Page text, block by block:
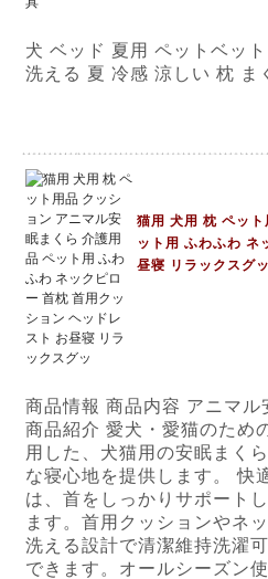
犬 ベッド 夏用 ペットベッ
洗える 夏 冷感 涼しい 枕 ま
猫用 犬用 枕 ペッ
ット用 ふわふわ ネ
昼寝 リラックスグ
商品情報 商品内容 アニマ
商品紹介 愛犬・愛猫のため
用した、犬猫用の安眠まく
な寝心地を提供します。 快
は、首をしっかりサポート
ます。首用クッションやネ
洗える設計で清潔維持洗濯
できます。オールシーズン